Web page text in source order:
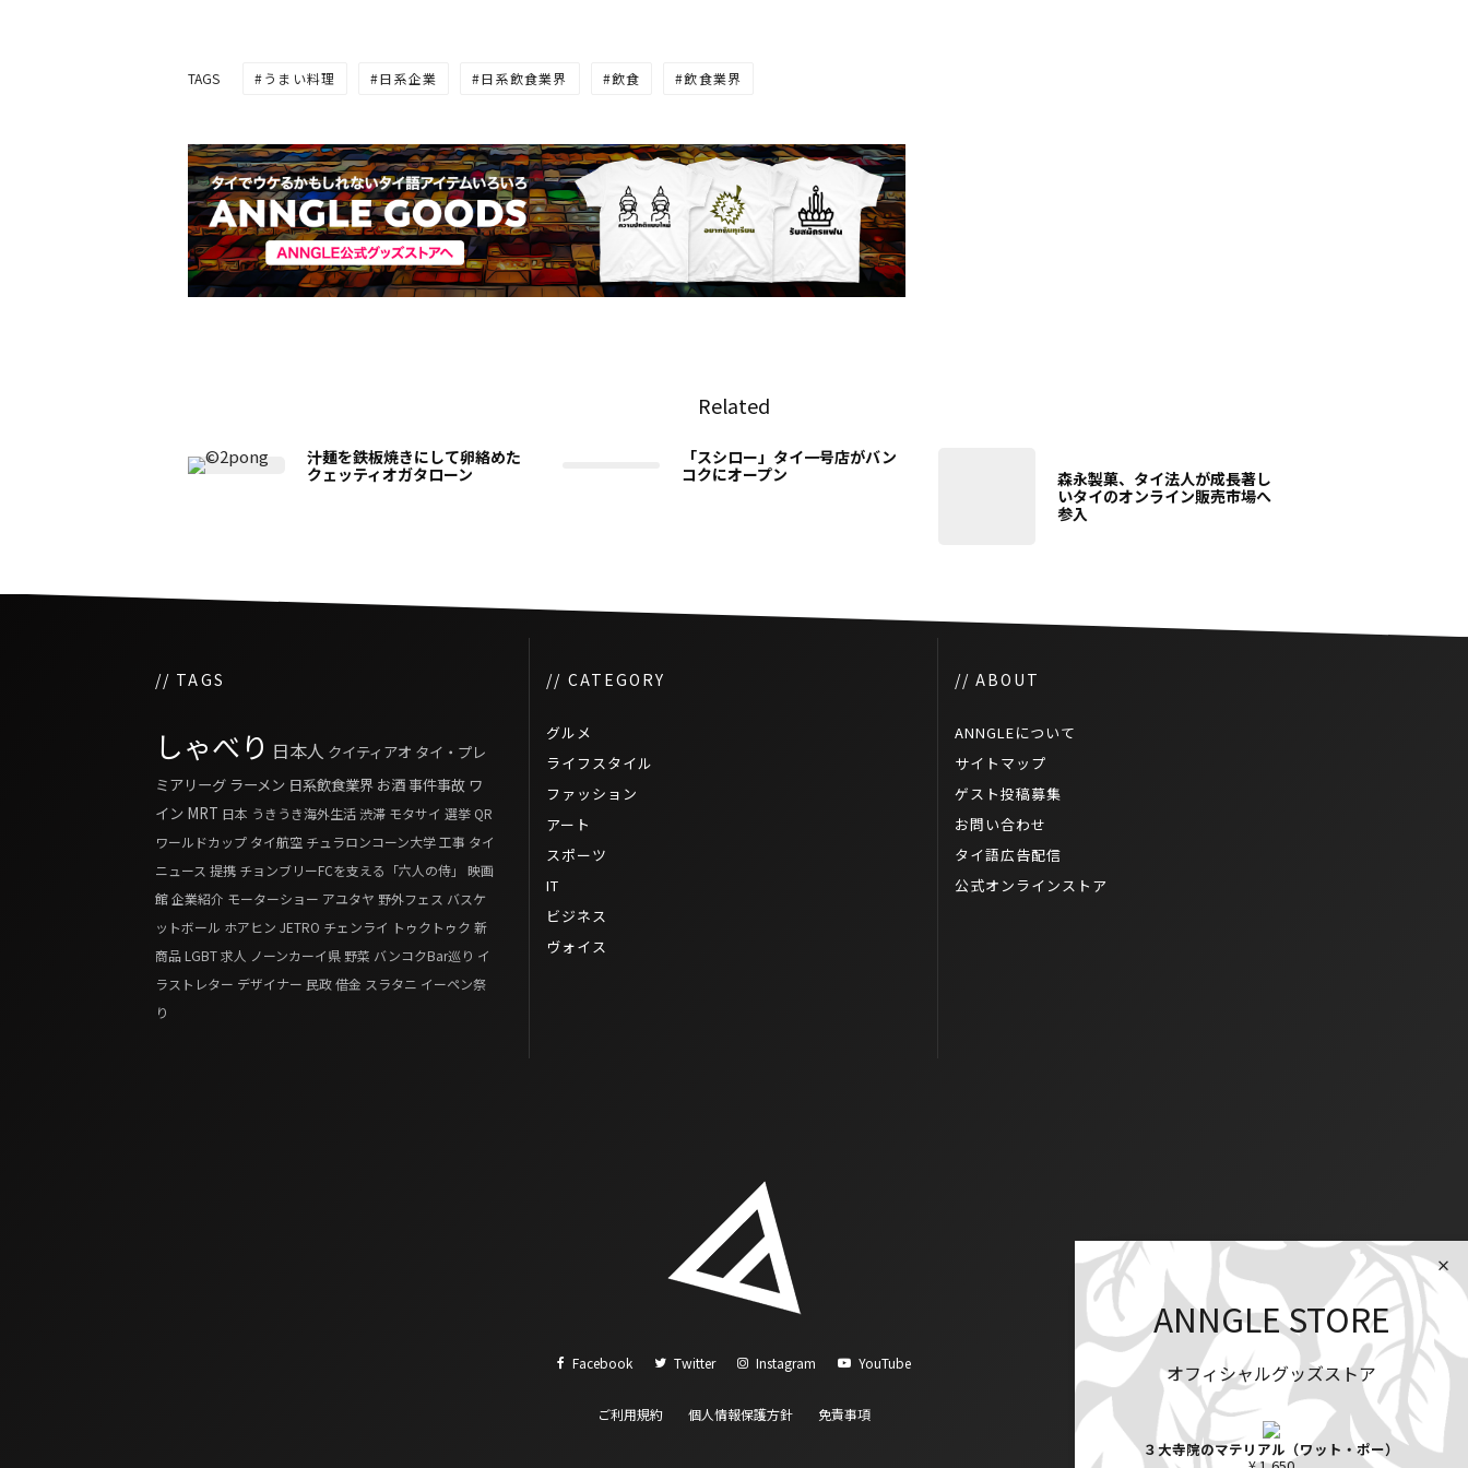
TAGS うまい料理 日系企業 日系飲食業界 飲食 飲食業界
Related
汁麺を鉄板焼きにして卵絡めた
クェッティオガタローン
「スシロー」タイ一号店がバン
コクにオープン
森永製菓、タイ法人が成長著し
いタイのオンライン販売市場へ
参入
// TAGS
しゃべり 日本人 クイティアオ タイ・プレ
ミアリーグ ラーメン 日系飲食業界 お酒事件事故 ワ
イン MRT 日本 うきうき海外生活 渋滞 モタサイ 選挙 QR
ワールドカップ タイ航空 チュラロンコーン大学工事 タイ
ニュース 提携 チョンブリーFCを支える「六人の侍」
映画
館企業紹介 モーターショー アユタヤ 野外フェス バスケ
ットボール ホアヒン JETRO チェンライ トゥクトゥク 新
商品 LGBT求人 ノーンカーイ県 野菜 バンコクBar巡り イ
ラストレター デザイナー 民政借金 スラタニ イーペン祭
り
// CATEGORY
グルメ
ライフスタイル
ファッション
アート
スポーツ
IT
ビジネス
ヴォイス
// ABOUT
ANNGLEについて
サイトマップ
ゲスト投稿募集
お問い合わせ
タイ語広告配信
公式オンラインストア
Facebook Twitter Instagram YouTube
ご利用規約 個人情報保護方針 免責事項
ANNGLE STORE
オフィシャルグッズストア
３大寺院のマテリアル（ワット・ポー）